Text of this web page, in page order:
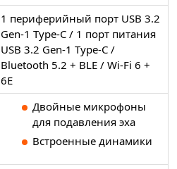
1 периферийный порт USB 3.2
Gen-1 Type-C / 1 порт питания
USB 3.2 Gen-1 Type-C /
Bluetooth 5.2 + BLE / Wi-Fi 6 +
6E
Двойные микрофоны
для подавления эха
Встроенные динамики